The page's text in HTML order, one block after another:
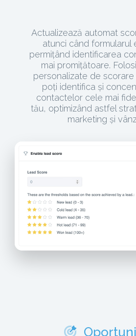
Actualizează automat
atunci când formularul
permițând identificarea
mai promițătoare.
personalizate de scorare
poți identifica și
contactelor cele mai
tău, optimizând astfel
marketing și